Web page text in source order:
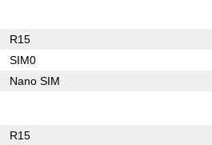
R15
SIM0
Nano SIM
R15